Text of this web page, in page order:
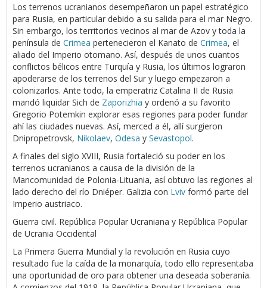
Los terrenos ucranianos desempeñaron un papel estratégico
para Rusia, en particular debido a su salida para el mar Negro.
Sin embargo, los territorios vecinos al mar de Azov y toda la
península de Crimea pertenecieron el Kanato de Crimea, el
aliado del Imperio otomano. Así, después de unos cuantos
conflictos bélicos entre Turquía y Rusia, los últimos lograron
apoderarse de los terrenos del Sur y luego empezaron a
colonizarlos. Ante todo, la emperatriz Catalina II de Rusia
mandó liquidar Sich de Zaporizhia y ordenó a su favorito
Gregorio Potemkin explorar esas regiones para poder fundar
ahí las ciudades nuevas. Así, merced a él, allí surgieron
Dnipropetrovsk, Nikolaev, Odesa y Sevastopol.
A finales del siglo XVIII, Rusia fortaleció su poder en los
terrenos ucranianos a causa de la división de la
Mancomunidad de Polonia-Lituania, así obtuvo las regiones al
lado derecho del río Dniéper. Galizia con Lviv formó parte del
Imperio austriaco.
Guerra civil. República Popular Ucraniana y República Popular
de Ucrania Occidental
La Primera Guerra Mundial y la revolución en Rusia cuyo
resultado fue la caída de la monarquía, todo ello representaba
una oportunidad de oro para obtener una deseada soberanía.